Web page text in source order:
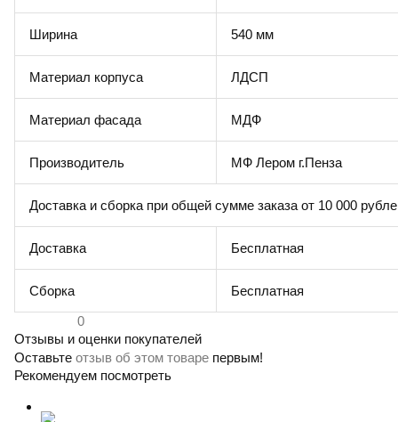
Ширина 540 мм
Материал корпуса ЛДСП
Материал фасада МДФ
Производитель МФ Лером г.Пенза
Доставка и сборка при общей сумме заказа от 10 000
Доставка Бесплатная
Сборка
Бесплатная
0
Отзывы и оценки покупателей
Оставьте отзыв об этом товаре первым!
Рекомендуем посмотреть